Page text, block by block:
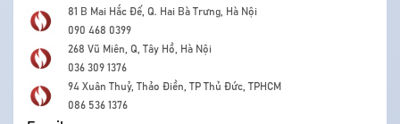
81 B Mai Hắc Đế, Q. Hai Bà Trưng, Hà Nội
090 468 0399
268 Vũ Miên, Q, Tây Hồ, Hà Nội
036 309 1376
94 Xuân Thuỷ, Thảo Điền, TP Thủ Đức, TPHCM
086 536 1376